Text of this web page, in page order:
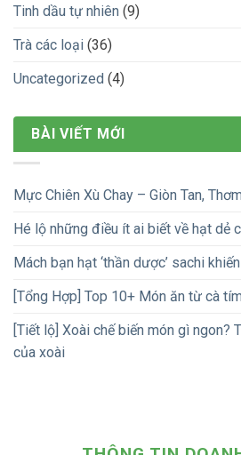
Tinh dầu tự nhiên (9)
Trà các loại (36)
Uncategorized (4)
BÀI VIẾT MỚI
Mực Chiên Xù Chay – Giòn Tan,
Hé lộ những điều ít ai biết về hạt dẻ
Mách bạn hạt ‘thần dược’ sachi
[Tổng Hợp] Top 10+ Món ăn từ cà
[Tiết lộ] Xoài chế biến món gì ngon?
của xoài